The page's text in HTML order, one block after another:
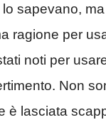
sapevano,
ragione per
noti per
Non
è lasciata